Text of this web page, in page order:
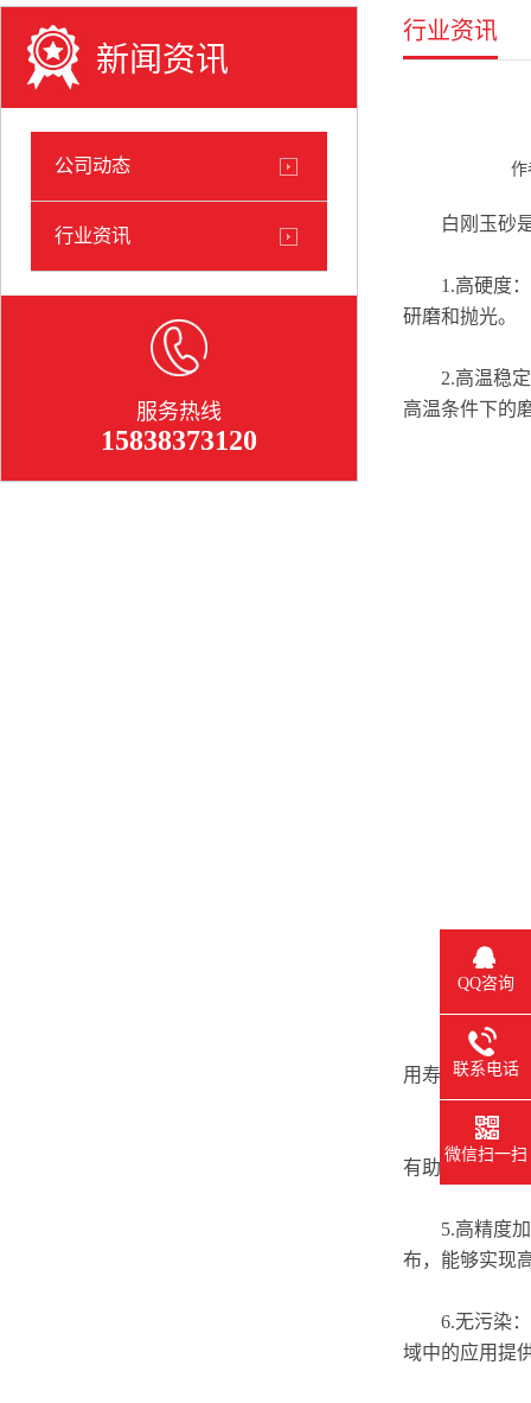
新闻资讯
公司动态
行业资讯
服务热线
15838373120
行业资讯
作
白刚玉砂是
1.高硬度：
研磨和抛光。
2.高温稳定
高温条件下的
3.高耐磨性
用寿命，减少
4.均匀颗粒
有助于提高磨
5.高精度加
布，能够实现
6.无污染：
域中的应用提
QQ咨询
联系电话
微信扫一扫